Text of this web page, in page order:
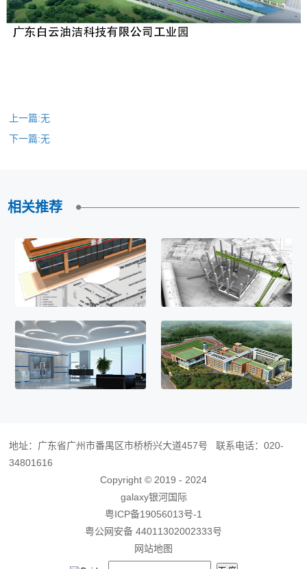
上一篇:无
下一篇:无
相关推荐
地址：广东省广州市番禺区市桥桥兴大道457号 联系电话：020-
34801616
Copyright © 2019 - 2024
galaxy银河国际
粤ICP备19056013号-1
粤公网安备 44011302002333号
网站地图